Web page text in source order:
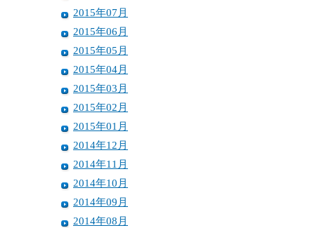
2015年07月
2015年06月
2015年05月
2015年04月
2015年03月
2015年02月
2015年01月
2014年12月
2014年11月
2014年10月
2014年09月
2014年08月